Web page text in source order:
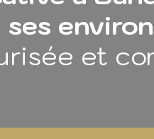
ses
et